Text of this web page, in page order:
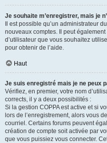
Je souhaite m’enregistrer, mais je
Il est possible qu’un administrateur
nouveaux comptes. Il peut
d’utilisateur que vous souhaitez
pour obtenir de l’aide.
Haut
Je suis enregistré mais je ne peux
Vérifiez, en premier, votre nom
corrects, il y a deux possibilités :
Si la gestion COPPA est active et si
lors de l’enregistrement, alors vous
courriel. Certains forums peuvent
création de compte soit activée par
que vous puissiez vous connecter.